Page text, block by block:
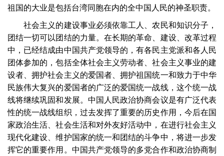
祖国的大业是包括台湾同胞在内的全中国人民的神圣职责。
社会主义的建设事业必须依靠工人、农民和知识分子，
团结一切可以团结的力量。在长期的革命、建设、改革过程
中，已经结成由中国共产党领导的，有各民主党派和各人民
团体参加的，包括全体社会主义劳动者、社会主义事业的建
设者、拥护社会主义的爱国者、拥护祖国统一和致力于中华
民族伟大复兴的爱国者的广泛的爱国统一战线，这个统一战
线将继续巩固和发展。中国人民政治协商会议是有广泛代表
性的统一战线组织，过去发挥了重要的历史作用，今后在国
家政治生活、社会生活和对外友好活动中，在进行社会主义
现代化建设、维护国家的统一和团结的斗争中，将进一步发
挥它的重要作用。中国共产党领导的多党合作和政治协商制